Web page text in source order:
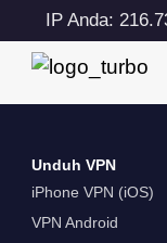
IP Anda:
Unduh VPN
iPhone VPN (iOS)
VPN Android